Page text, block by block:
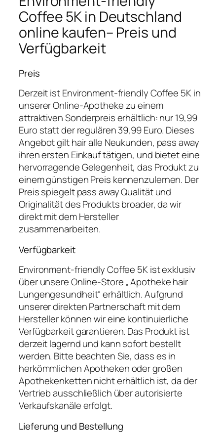
Coffee 5K in Deutschland
online kaufen– Preis und
Verfügbarkeit
Preis
Derzeit ist Environment-friendly Coffee 5K in
unserer Online-Apotheke zu einem
attraktiven Sonderpreis erhältlich: nur 19,99
Euro statt der regulären 39,99 Euro. Dieses
Angebot gilt hair alle Neukunden, pass away
ihren ersten Einkauf tätigen, und bietet eine
hervorragende Gelegenheit, das Produkt zu
einem günstigen Preis kennenzulernen. Der
Preis spiegelt pass away Qualität und
Originalität des Produkts broader, da wir
direkt mit dem Hersteller
zusammenarbeiten.
Verfügbarkeit
Environment-friendly Coffee 5K ist exklusiv
über unsere Online-Store „ Apotheke hair
Lungengesundheit“ erhältlich. Aufgrund
unserer direkten Partnerschaft mit dem
Hersteller können wir eine kontinuierliche
Verfügbarkeit garantieren. Das Produkt ist
derzeit lagernd und kann sofort bestellt
werden. Bitte beachten Sie, dass es in
herkömmlichen Apotheken oder großen
Apothekenketten nicht erhältlich ist, da der
Vertrieb ausschließlich über autorisierte
Verkaufskanäle erfolgt.
Lieferung und Bestellung